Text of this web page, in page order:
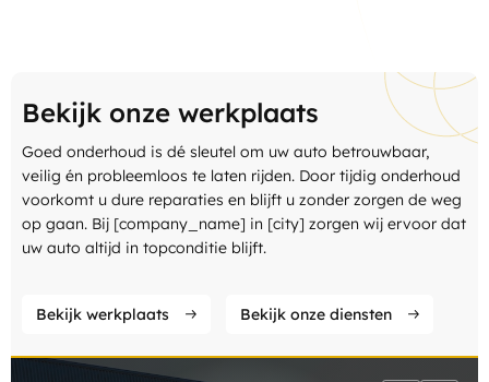
Bekijk onze werkplaats
Goed onderhoud is dé sleutel om uw auto betrouwbaar,
veilig én probleemloos te laten rijden. Door tijdig onderhoud
voorkomt u dure reparaties en blijft u zonder zorgen de weg
op gaan. Bij [company_name] in [city] zorgen wij ervoor dat
uw auto altijd in topconditie blijft.
Bekijk werkplaats Bekijk onze diensten